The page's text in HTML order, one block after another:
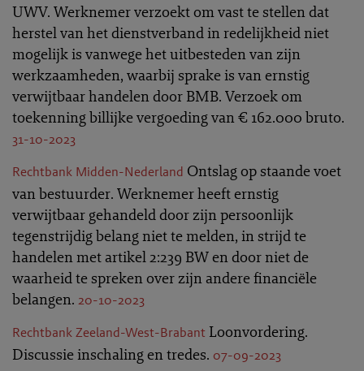
UWV. Werknemer verzoekt om vast te stellen dat
herstel van het dienstverband in redelijkheid niet
mogelijk is vanwege het uitbesteden van zijn
werkzaamheden, waarbij sprake is van ernstig
verwijtbaar handelen door BMB. Verzoek om
toekenning billijke vergoeding van € 162.000 bruto.
31-10-2023
Rechtbank Midden-Nederland Ontslag op staande voet
van bestuurder. Werknemer heeft ernstig
verwijtbaar gehandeld door zijn persoonlijk
tegenstrijdig belang niet te melden, in strijd te
handelen met artikel 2:239 BW en door niet de
waarheid te spreken over zijn andere financiële
belangen. 20-10-2023
Rechtbank Zeeland-West-Brabant Loonvordering.
Discussie inschaling en tredes. 07-09-2023